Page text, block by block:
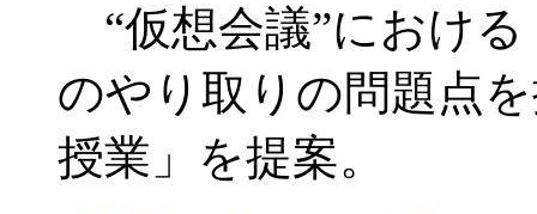
“仮想会議”における
のやり取りの問題点
授業」を提案。